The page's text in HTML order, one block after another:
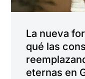
La nueva
qué las
eternas en